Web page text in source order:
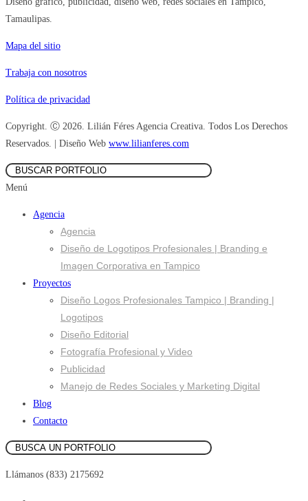
Tamaulipas.
Mapa del sitio
Trabaja con nosotros
Política de privacidad
Copyright. Ⓒ 2026. Lilián Féres Agencia Creativa. Todos Los Derechos
Reservados. | Diseño Web www.lilianferes.com
Menú
Agencia
Agencia
Diseño de Logotipos Profesionales | Branding e
Imagen Corporativa en Tampico
Proyectos
Diseño Logos Profesionales Tampico | Branding |
Logotipos
Diseño Editorial
Fotografía Profesional y Video
Publicidad
Manejo de Redes Sociales y Marketing Digital
Blog
Contacto
Llámanos (833) 2175692